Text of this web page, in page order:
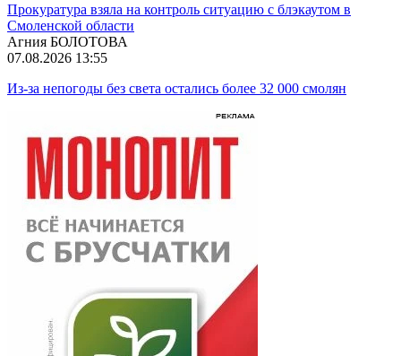
Прокуратура взяла на контроль ситуацию с блэкаутом в
Смоленской области
Агния БОЛОТОВА
07.08.2026 13:55
Из-за непогоды без света остались более 32 000 смолян